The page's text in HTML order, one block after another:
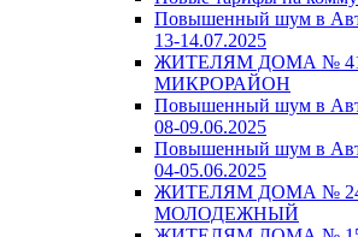
Повышенный шум в
13-14.07.2025
ЖИТЕЛЯМ ДОМА №
МИКРОРАЙОН
Повышенный шум в
08-09.06.2025
Повышенный шум в
04-05.06.2025
ЖИТЕЛЯМ ДОМА №
МОЛОДЕЖНЫЙ